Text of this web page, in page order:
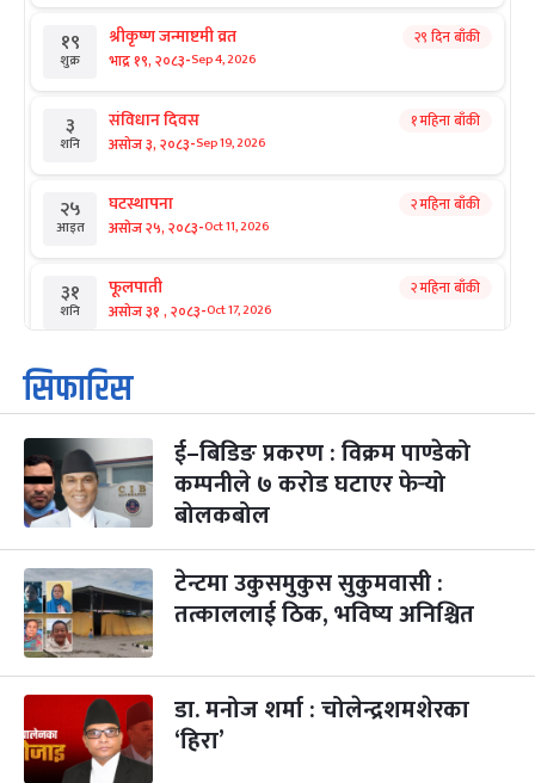
१९
शुक्र
श्रीकृष्ण जन्माष्टमी व्रत
भाद्र १९, २०८३-Sep 4, 2026
२९ दिन बाँकी
३
शनि
संविधान दिवस
असोज ३, २०८३-Sep 19, 2026
१ महिना बाँकी
२५
आइत
घटस्थापना
असोज २५, २०८३-Oct 11, 2026
२ महिना बाँकी
३१
शनि
फूलपाती
असोज ३१ , २०८३-Oct 17, 2026
२ महिना बाँकी
१
आइत
कार्तिक सङ्क्रान्ति
कार्तिक १, २०८३
३
मंगल
महानवमी
कार्तिक ३, २०८३-Oct 20, 2026
२ महिना बाँकी
४
५
बिहि
पापा‌ङ्कुशा एकादशी व्रत
कार्तिक ५, २०८३
२ महिना बाँकी
आइत
कुकुर तिहार
कार्तिक २२, २०८३-Nov 8, 2026
३ महिना बाँकी
सिफारिस
ई–बिडिङ प्रकरण : विक्रम पाण्डेको
कम्पनीले ७ करोड घटाएर फेर्‍यो
बोलकबोल
टेन्टमा उकुसमुकुस सुकुमवासी :
तत्काललाई ठिक, भविष्य अनिश्चित
डा. मनोज शर्मा : चोलेन्द्रशमशेरका
‘हिरा’